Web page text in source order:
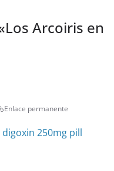
Los Arcoiris en
Enlace permanente
digoxin 250mg pill